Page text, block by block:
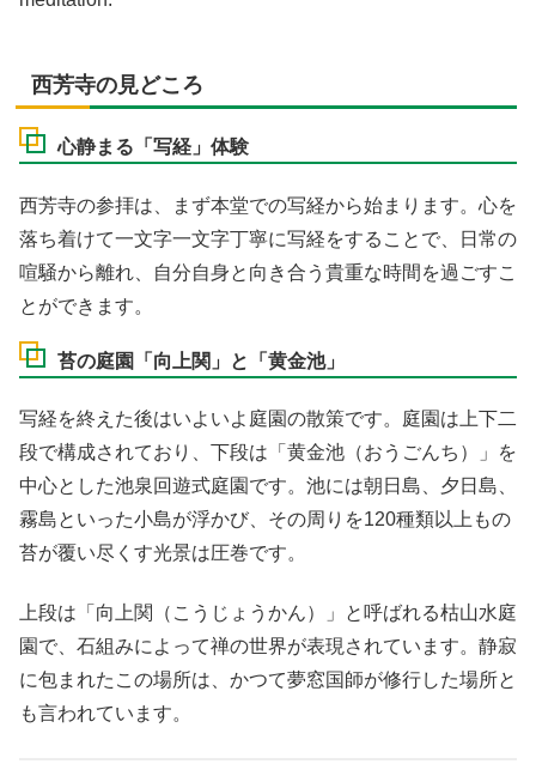
西芳寺の見どころ
心静まる「写経」体験
西芳寺の参拝は、まず本堂での写経から始まります。心を
落ち着けて一文字一文字丁寧に写経をすることで、日常の
喧騒から離れ、自分自身と向き合う貴重な時間を過ごすこ
とができます。
苔の庭園「向上関」と「黄金池」
写経を終えた後はいよいよ庭園の散策です。庭園は上下二
段で構成されており、下段は「黄金池（おうごんち）」を
中心とした池泉回遊式庭園です。池には朝日島、夕日島、
霧島といった小島が浮かび、その周りを120種類以上もの
苔が覆い尽くす光景は圧巻です。
上段は「向上関（こうじょうかん）」と呼ばれる枯山水庭
園で、石組みによって禅の世界が表現されています。静寂
に包まれたこの場所は、かつて夢窓国師が修行した場所と
も言われています。